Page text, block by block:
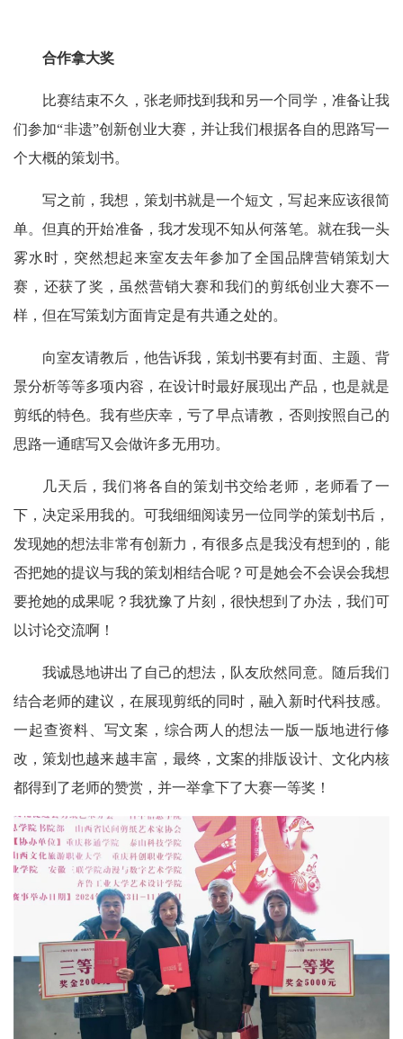
合作拿大奖
比赛结束不久，张老师找到我和另一个同学，准备让我
们参加“非遗”创新创业大赛，并让我们根据各自的思路写一
个大概的策划书。
写之前，我想，策划书就是一个短文，写起来应该很简
单。但真的开始准备，我才发现不知从何落笔。就在我一头
雾水时，突然想起来室友去年参加了全国品牌营销策划大
赛，还获了奖，虽然营销大赛和我们的剪纸创业大赛不一
样，但在写策划方面肯定是有共通之处的。
向室友请教后，他告诉我，策划书要有封面、主题、背
景分析等等多项内容，在设计时最好展现出产品，也是就是
剪纸的特色。我有些庆幸，亏了早点请教，否则按照自己的
思路一通瞎写又会做许多无用功。
几天后，我们将各自的策划书交给老师，老师看了一
下，决定采用我的。可我细细阅读另一位同学的策划书后，
发现她的想法非常有创新力，有很多点是我没有想到的，能
否把她的提议与我的策划相结合呢？可是她会不会误会我想
要抢她的成果呢？我犹豫了片刻，很快想到了办法，我们可
以讨论交流啊！
我诚恳地讲出了自己的想法，队友欣然同意。随后我们
结合老师的建议，在展现剪纸的同时，融入新时代科技感。
一起查资料、写文案，综合两人的想法一版一版地进行修
改，策划也越来越丰富，最终，文案的排版设计、文化内核
都得到了老师的赞赏，并一举拿下了大赛一等奖！